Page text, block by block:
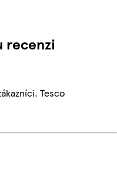
recenzi
Tesco